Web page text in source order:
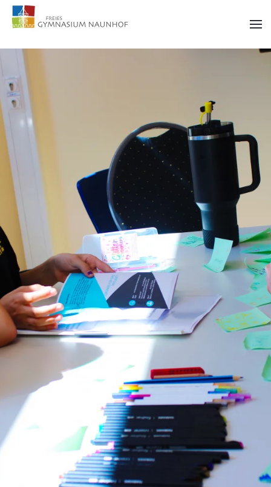
Zum Hauptinhalt springen